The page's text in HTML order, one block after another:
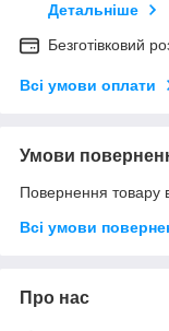
Детальніше
Безготівковий
Всі умови оплати
Умови
Повернення товару
Всі умови
Про нас